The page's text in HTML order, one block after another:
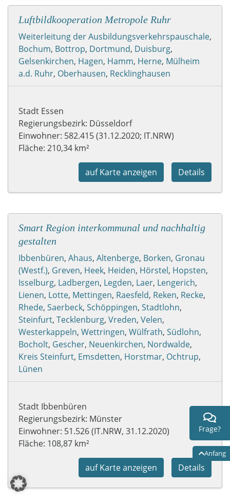
Luftbildkooperation Metropole Ruhr
Weiterleitung der Ausbildungsverkehrspauschale,
Bochum, Bottrop, Dortmund, Duisburg,
Gelsenkirchen, Hagen, Hamm, Herne, Mülheim
a.d. Ruhr, Oberhausen, Recklinghausen
Stadt Essen
Regierungsbezirk: Düsseldorf
Einwohner: 582.415 (31.12.2020; IT.NRW)
Fläche: 210,34 km²
Details
auf Karte anzeigen
Smart Region interkommunal und nachhaltig
gestalten
Ibbenbüren, Ahaus, Altenberge, Borken, Gronau
(Westf.), Greven, Heek, Heiden, Hörstel, Hopsten,
Isselburg, Ladbergen, Legden, Laer, Lengerich,
Lienen, Lotte, Mettingen, Raesfeld, Reken, Recke,
Rhede, Saerbeck, Schöppingen, Stadtlohn,
Steinfurt, Tecklenburg, Vreden, Velen,
Westerkappeln, Wettringen, Wülfrath, Südlohn,
Bocholt, Gescher, Neuenkirchen, Nordwalde,
Kreis Steinfurt, Emsdetten, Horstmar, Ochtrup,
Lünen
Stadt Ibbenbüren
Regierungsbezirk: Münster
Einwohner: 51.526 (IT.NRW, 31.12.2020)
Fläche: 108,87 km²
Details
auf Karte anzeigen
Frage?
Anfang